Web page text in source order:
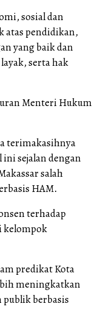
sosial dan
atas pendidikan,
yang baik dan
serta hak
Menteri Hukum
terimakasihnya
sejalan dengan
salah
HAM.
terhadap
kelompok
predikat Kota
meningkatkan
publik berbasis